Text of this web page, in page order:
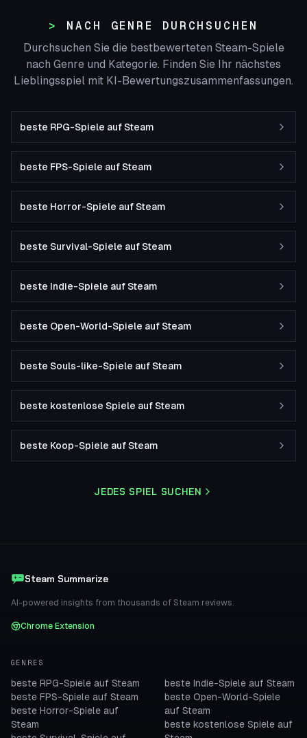
NACH GENRE DURCHSUCHEN
Durchsuchen Sie die bestbewerteten Steam-Spiele
nach Genre und Kategorie. Finden Sie Ihr nächstes
Lieblingsspiel mit KI-Bewertungszusammenfassungen.
beste RPG-Spiele auf Steam
beste FPS-Spiele auf Steam
beste Horror-Spiele auf Steam
beste Survival-Spiele auf Steam
beste Indie-Spiele auf Steam
beste Open-World-Spiele auf Steam
beste Souls-like-Spiele auf Steam
beste kostenlose Spiele auf Steam
beste Koop-Spiele auf Steam
JEDES SPIEL SUCHEN
Steam Summarize
AI-powered insights from thousands of Steam reviews.
Chrome Extension
GENRES
beste RPG-Spiele auf Steam
beste FPS-Spiele auf Steam
beste Horror-Spiele auf
Steam
beste Indie-Spiele auf Steam
beste Open-World-Spiele
auf Steam
beste kostenlose Spiele auf